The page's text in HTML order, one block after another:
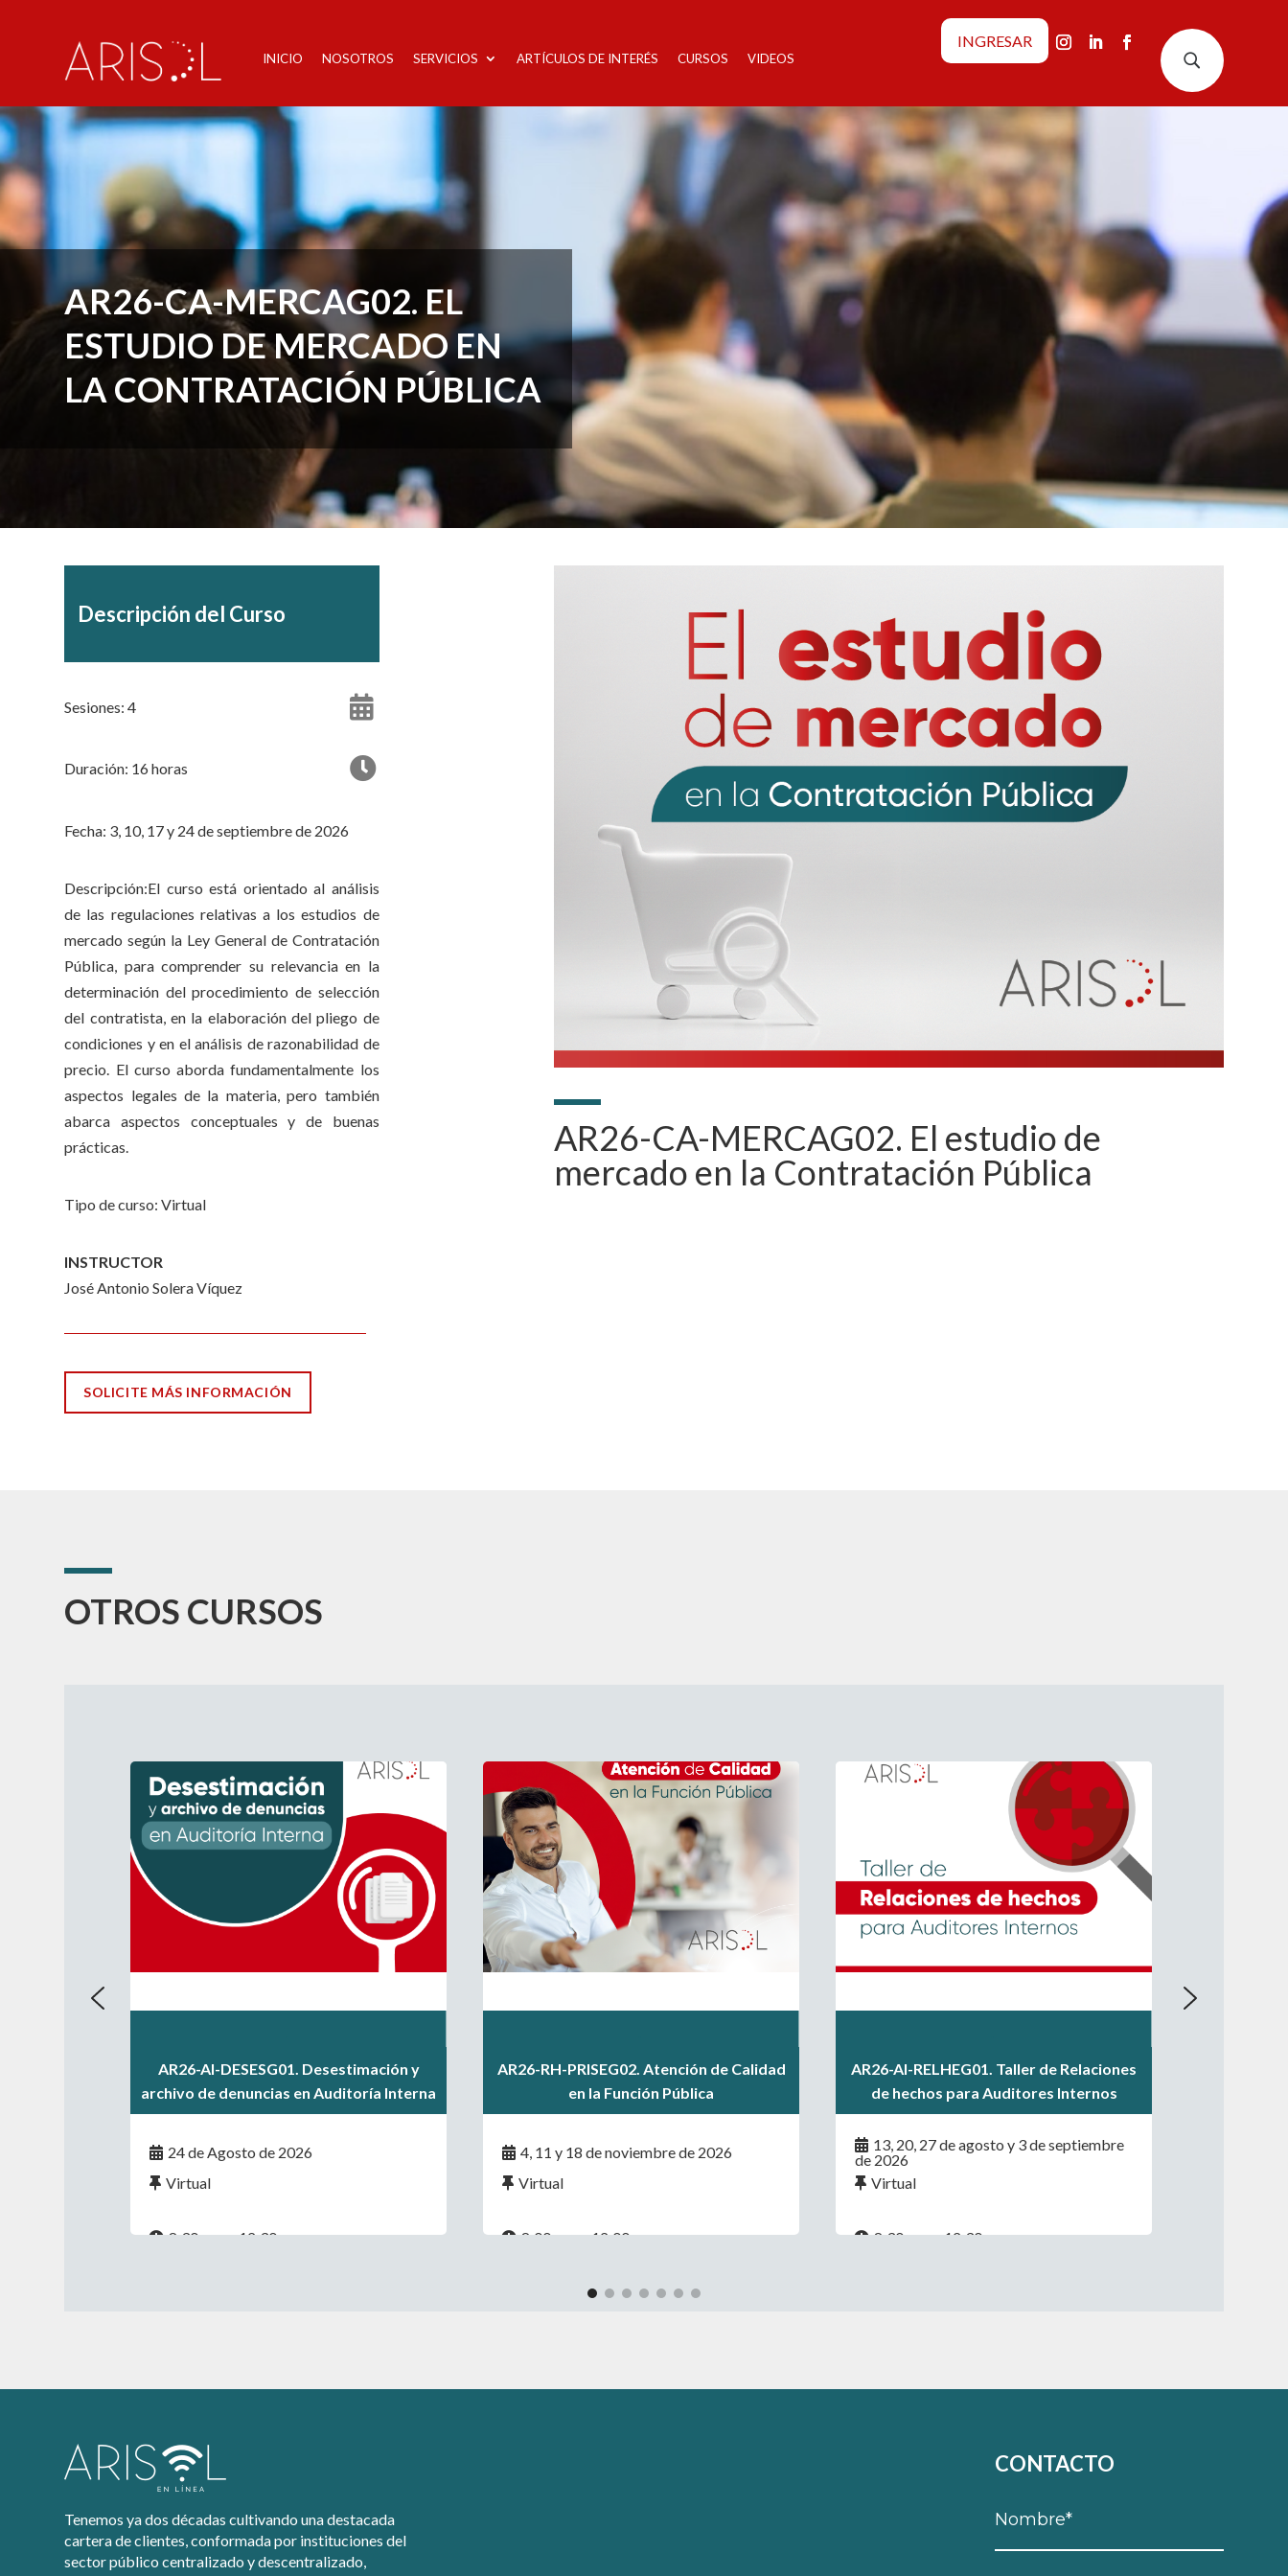
INICIO NOSOTROS SERVICIOS ARTÍCULOS DE INTERÉS CURSOS VIDEOS U
INGRESAR
AR26-CA-MERCAG02. EL
ESTUDIO DE MERCADO EN
LA CONTRATACIÓN PÚBLICA
Descripción del Curso
Sesiones: 4
Duración: 16 horas
Fecha: 3, 10, 17 y 24 de septiembre de 2026
Descripción:El curso está orientado al análisis
de las regulaciones relativas a los estudios de
mercado según la Ley General de Contratación
Pública, para comprender su relevancia en la
determinación del procedimiento de selección
del contratista, en la elaboración del pliego de
condiciones y en el análisis de razonabilidad de
precio. El curso aborda fundamentalmente los
aspectos legales de la materia, pero también
abarca aspectos conceptuales y de buenas
prácticas.
Tipo de curso: Virtual
INSTRUCTOR
José Antonio Solera Víquez
SOLICITE MÁS INFORMACIÓN
AR26-CA-MERCAG02. El estudio de
mercado en la Contratación Pública
OTROS CURSOS
AR26-AI-DESESG01. Desestimación y
archivo de denuncias en Auditoría Interna
Virtual
.
8:30 a.m. - 12:30 p.m.
24 de Agosto de 2026
AR26-RH-PRISEG02. Atención de Calidad
en la Función Pública
Virtual
.
8:00 a.m. - 12:00 p.m.
4, 11 y 18 de noviembre de 2026
AR26-AI-RELHEG01. Taller de Relaciones
de hechos para Auditores Internos
Virtual
.
8:30 a.m. - 12:30 p.m.
13, 20, 27 de agosto y 3 de septiembre
de 2026
Tenemos ya dos décadas cultivando una destacada
cartera de clientes, conformada por instituciones del
sector público centralizado y descentralizado,
CONTACTO